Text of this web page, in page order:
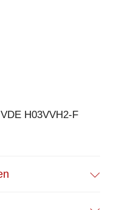
H03VVH2-F